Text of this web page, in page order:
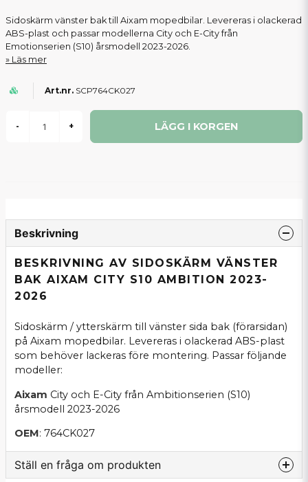
Sidoskärm vänster bak till Aixam mopedbilar. Levereras i olackerad
ABS-plast och passar modellerna City och E-City från
Emotionserien (S10) årsmodell 2023-2026.
Läs mer
SCP764CK027
- + LÄGG I KORGEN
Beskrivning
BESKRIVNING AV SIDOSKÄRM VÄNSTER
BAK AIXAM CITY S10 AMBITION 2023-
2026
Sidoskärm / ytterskärm till vänster sida bak (förarsidan)
på Aixam mopedbilar. Levereras i olackerad ABS-plast
som behöver lackeras före montering. Passar följande
modeller:
Aixam City och E-City från Ambitionserien (S10)
årsmodell 2023-2026
OEM: 764CK027
Ställ en fråga om produkten